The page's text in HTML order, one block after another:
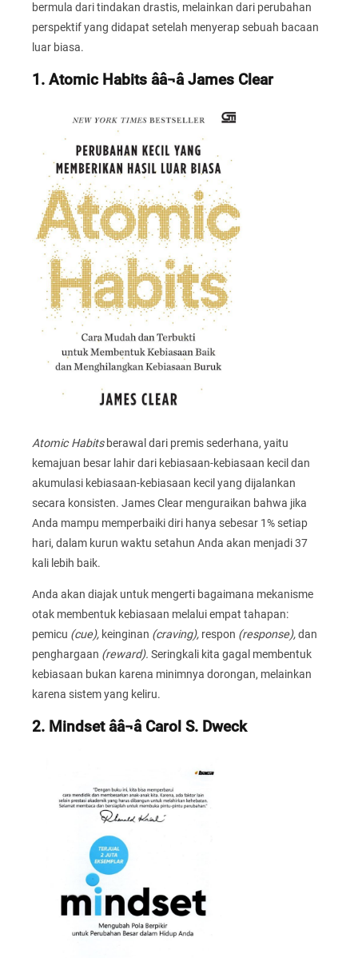
bermula dari tindakan drastis, melainkan dari perubahan
perspektif yang didapat setelah menyerap sebuah bacaan
luar biasa.
1. Atomic Habits ââ¬â James Clear
Atomic Habitsberawal dari premis sederhana, yaitu
kemajuan besar lahir dari kebiasaan-kebiasaan kecil dan
akumulasi kebiasaan-kebiasaan kecil yang dijalankan
secara konsisten. James Clear menguraikan bahwa jika
Anda mampu memperbaiki diri hanya sebesar 1% setiap
hari, dalam kurun waktu setahun Anda akan menjadi 37
kali lebih baik.
Anda akan diajak untuk mengerti bagaimana mekanisme
otak membentuk kebiasaan melalui empat tahapan:
pemicu (cue), keinginan (craving), respon (response),dan
penghargaan (reward). Seringkali kita gagal membentuk
kebiasaan bukan karena minimnya dorongan, melainkan
karena sistem yang keliru.
2. Mindset ââ¬â Carol S. Dweck